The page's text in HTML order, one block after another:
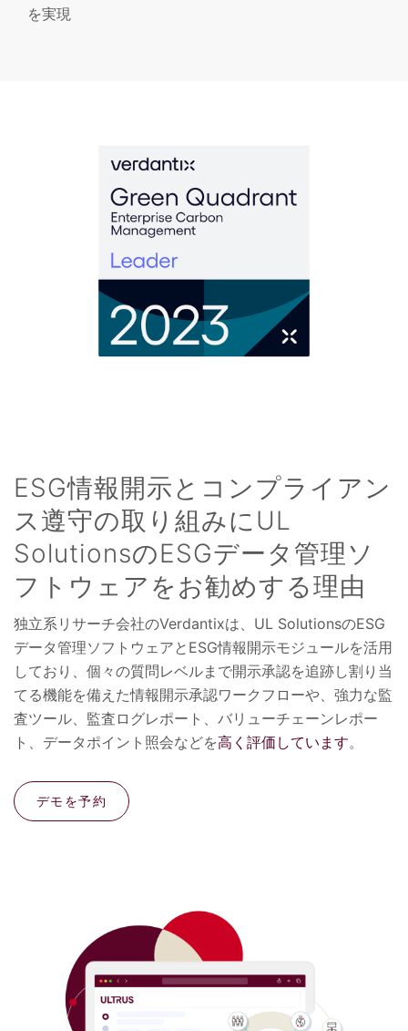
を実現
ESG情報開示とコンプライアン
ス遵守の取り組みにUL
SolutionsのESGデータ管理ソ
フトウェアをお勧めする理由
独立系リサーチ会社のVerdantixは、UL SolutionsのESG
データ管理ソフトウェアとESG情報開示モジュールを活用
しており、個々の質問レベルまで開示承認を追跡し割り当
てる機能を備えた情報開示承認ワークフローや、強力な監
査ツール、監査ログレポート、バリューチェーンレポー
ト、データポイント照会などを高く評価しています。
デモを予約